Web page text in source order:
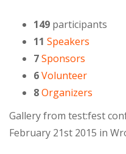
149 participants
11 Speakers
7Sponsors
6Volunteer
8Organizers
Gallery from test:fest
February 21st 2015 in